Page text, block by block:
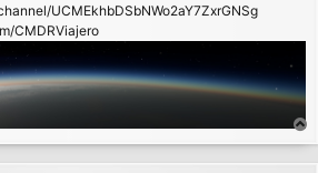
UCMEkhbDSbNWo2aY7ZxrGNSg
CMDRViajero
r
r